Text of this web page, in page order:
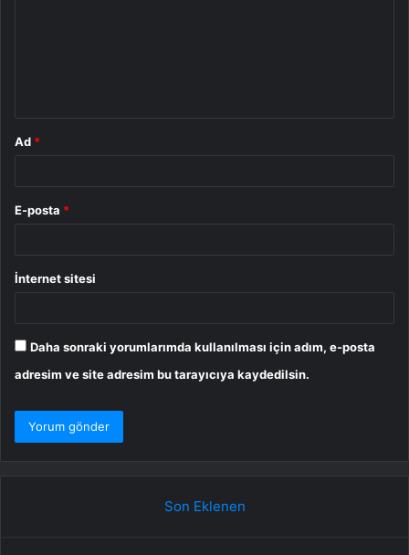
Ad *
E-posta *
İnternet sitesi
Daha sonraki yorumlarımda kullanılması için adım, e-posta
adresim ve site adresim bu tarayıcıya kaydedilsin.
Son Eklenen